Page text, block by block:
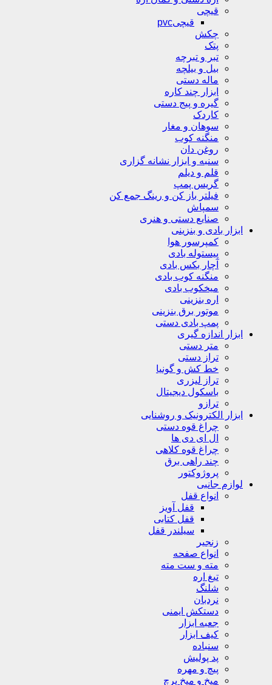
قیچی
قیچیpvc
چکش
پتک
تبر و تبرچه
بیل و بیلچه
ماله دستی
ابزار چند کاره
گیره و پیج دستی
کاردک
سوهان و مغار
منگنه کوب
روغن دان
سنبه و ابزار نشانه گزاری
قلم و دیلم
گریس پمپ
فیلتر باز کن و رینگ جمع کن
سمپاش
صنایع دستی و هنری
ابزار بادی و بنزینی
کمپرسور هوا
پیستوله بادی
آچار بکس بادی
منگنه کوب بادی
میخکوب بادی
اره بنزینی
موتور برق بنزینی
پمپ بادی دستی
ابزار اندازه گیری
متر دستی
تراز دستی
خط کش و گونیا
تراز لیزری
باسکول دیجیتال
ترازو
ابزار الکترونیک و روشنایی
چراغ قوه دستی
ال ای دی ها
چراغ قوه کلاهی
چند راهی برق
پروژوکتور
لوازم جانبی
انواع قفل
قفل آویز
قفل کتابی
سیلندر قفل
زنجیر
انواع صفحه
مته و ست مته
تیغ اره
شلنگ
نردبان
دستکش ایمنی
جعبه ابزار
کیف ابزار
سنباده
پد پولیش
پیچ و مهره
میخ و میخ پرچ